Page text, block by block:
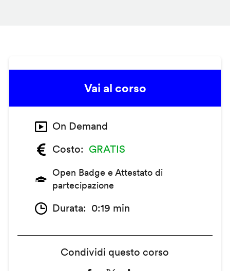
Vai al corso
On Demand
Costo
GRATIS
Open Badge e Attestato di
partecipazione
Durata 0:19 min
Condividi questo corso